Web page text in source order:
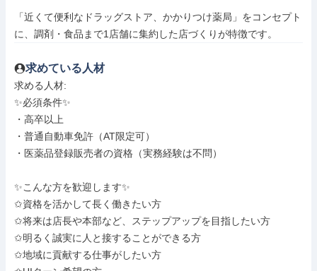
「近くて便利なドラッグストア、かかりつけ薬局」をコンセプト
に、調剤・食品まで1店舗に集約した店づくりが特徴です。
求めている人材
求める人材:
✨必須条件✨
・高卒以上
・普通自動車免許（AT限定可）
・医薬品登録販売者の資格（実務経験は不問）
✨こんな方を歓迎します✨
✩資格を活かして長く働きたい方
✩将来は店長や本部など、ステップアップを目指したい方
✩明るく誠実に人と接することができる方
✩地域に貢献する仕事がしたい方